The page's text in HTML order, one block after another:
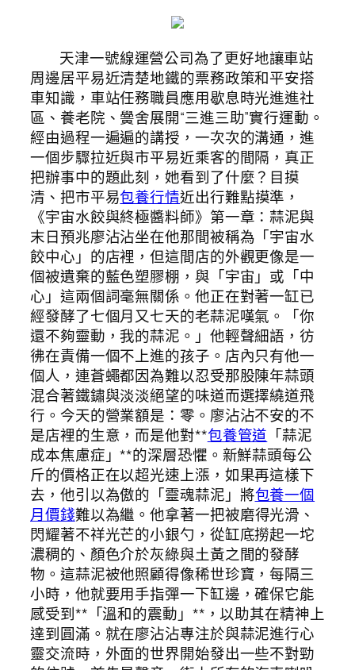
天津一號線運營公司為了更好地讓車站
周邊居平易近清楚地鐵的票務政策和平安搭
車知識，車站任務職員應用歇息時光進進社
區、養老院、黌舍展開“三進三助”實行運動。
經由過程一遍遍的講授，一次次的溝通，進
一個步驟拉近與市平易近乘客的間隔，真正
把辦事中的題此刻，她看到了什麼？目摸
清、把市平易包養行情近出行難點摸準，
《宇宙水餃與終極醬料師》第一章：蒜泥與
末日預兆廖沾沾坐在他那間被稱為「宇宙水
餃中心」的店裡，但這間店的外觀更像是一
個被遺棄的藍色塑膠棚，與「宇宙」或「中
心」這兩個詞毫無關係。他正在對著一缸已
經發酵了七個月又七天的老蒜泥嘆氣。「你
還不夠靈動，我的蒜泥。」他輕聲細語，彷
彿在責備一個不上進的孩子。店內只有他一
個人，連蒼蠅都因為難以忍受那股陳年蒜頭
混合著鐵鏽與淡淡絕望的味道而選擇繞道飛
行。今天的營業額是：零。廖沾沾不安的不
是店裡的生意，而是他對**包養管道 「蒜泥
成本焦慮症」**的深層恐懼。新鮮蒜頭每公
斤的價格正在以超光速上漲，如果再這樣下
去，他引以為傲的「靈魂蒜泥」將包養一個
月價錢難以為繼。他拿著一把被磨得光滑、
閃耀著不祥光芒的小銀勺，從缸底撈起一坨
濃稠的、顏色介於灰綠與土黃之間的發酵
物。這蒜泥被他照顧得像稀世珍寶，每隔三
小時，他就要用手指彈一下缸邊，確保它能
感受到**「溫和的震動」**，以助其在精神上
達到圓滿。就在廖沾沾專注於與蒜泥進行心
靈交流時，外面的世界開始發出一些不對勁